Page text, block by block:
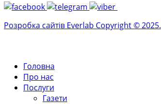
Розробка сайтів Everlab Copyright © 2025.
Головна
Про нас
Послуги
Газети